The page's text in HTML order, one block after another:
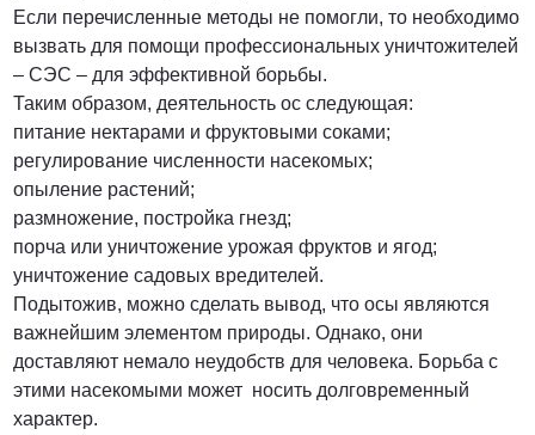
Если перечисленные методы не помогли, то необходимо
вызвать для помощи профессиональных уничтожителей
– СЭС – для эффективной борьбы.
Таким образом, деятельность ос следующая:
питание нектарами и фруктовыми соками;
регулирование численности насекомых;
опыление растений;
размножение, постройка гнезд;
порча или уничтожение урожая фруктов и ягод;
уничтожение садовых вредителей.
Подытожив, можно сделать вывод, что осы являются
важнейшим элементом природы. Однако, они
доставляют немало неудобств для человека. Борьба с
этими насекомыми может носить долговременный
характер.